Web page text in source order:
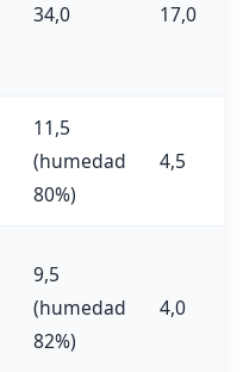
34,0 17,0
11,5
(humedad
80%)
4,5
9,5
(humedad
82%)
4,0